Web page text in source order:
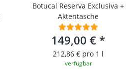
Botucal Reserva Exclusiva +
Aktentasche
149,00 € *
212,86 € pro 1 l
verfügbar